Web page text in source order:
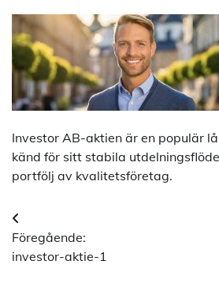
Investor AB-aktien är en populär
känd för sitt stabila
portfölj av kvalitetsföretag.
Inläggsnavigering
Föregående:
investor-aktie-1